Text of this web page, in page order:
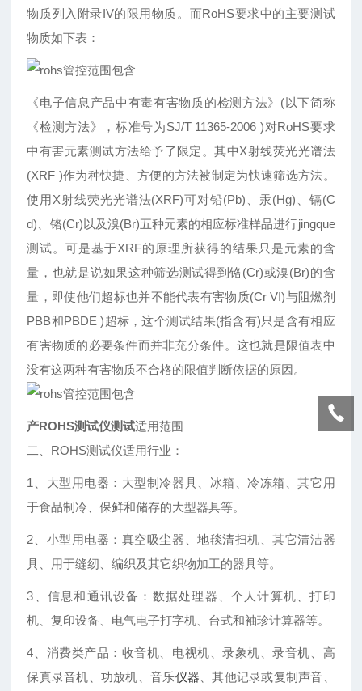
物质列入附录IV的限用物质。而RoHS要求中的主要测试
物质如下表：
《电子信息产品中有毒有害物质的检测方法》(以下简称
《检测方法》，标准号为SJ/T 11365-2006 )对RoHS要求
中有害元素测试方法给予了限定。其中X射线荧光光谱法
(XRF )作为种快捷、方便的方法被制定为快速筛选方法。
使用X射线荧光光谱法(XRF)可对铅(Pb)、汞(Hg)、镉(C
d)、铬(Cr)以及溴(Br)五种元素的相应标准样品进行jingque
测试。可是基于XRF的原理所获得的结果只是元素的含
量，也就是说如果这种筛选测试得到铬(Cr)或溴(Br)的含
量，即使他们超标也并不能代表有害物质(Cr VI)与阻燃剂
PBB和PBDE )超标，这个测试结果(指含有)只是含有相应
有害物质的必要条件而并非充分条件。这也就是限值表中
没有这两种有害物质不合格的限值判断依据的原因。
产ROHS测试仪测试适用范围
二、ROHS测试仪适用行业：
1、大型用电器：大型制冷器具、冰箱、冷冻箱、其它用
于食品制冷、保鲜和储存的大型器具等。
2、小型用电器：真空吸尘器、地毯清扫机、其它清洁器
具、用于缝纫、编织及其它织物加工的器具等。
3、信息和通讯设备：数据处理器、个人计算机、打印
机、复印设备、电气电子打字机、台式和袖珍计算器等。
4、消费类产品：收音机、电视机、录象机、录音机、高
保真录音机、功放机、音乐仪器 、其他记录或复制声音、